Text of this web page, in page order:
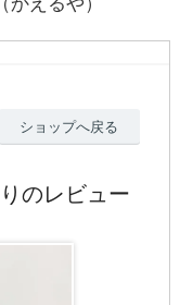
ショップへ戻る
のレビュー